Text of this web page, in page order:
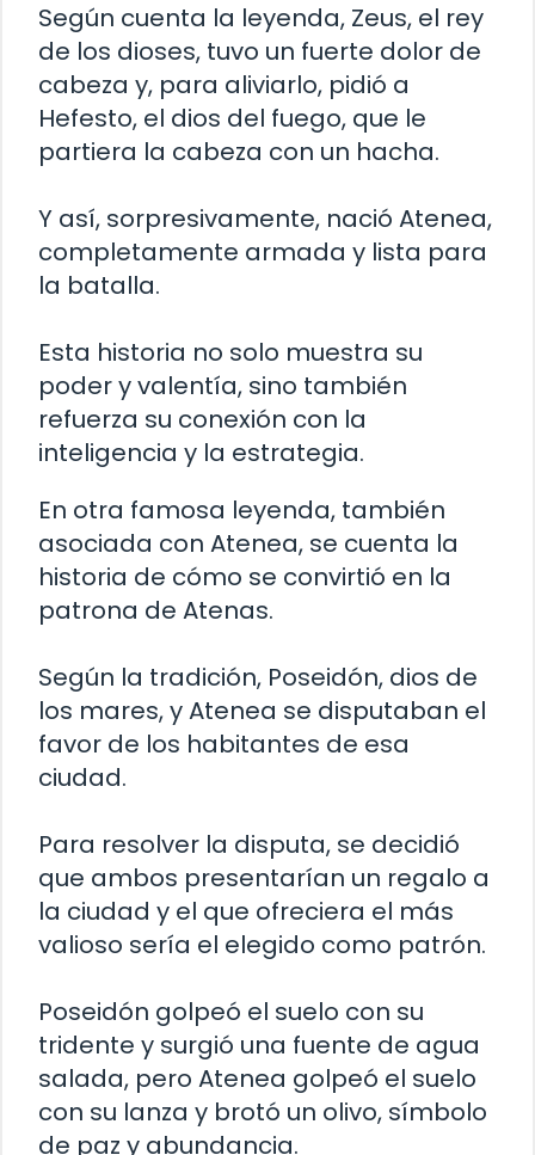
Según cuenta la leyenda, Zeus, el rey
de los dioses, tuvo un fuerte dolor de
cabeza y, para aliviarlo, pidió a
Hefesto, el dios del fuego, que le
partiera la cabeza con un hacha.
Y así, sorpresivamente, nació Atenea,
completamente armada y lista para
la batalla.
Esta historia no solo muestra su
poder y valentía, sino también
refuerza su conexión con la
inteligencia y la estrategia.
En otra famosa leyenda, también
asociada con Atenea, se cuenta la
historia de cómo se convirtió en la
patrona de Atenas.
Según la tradición, Poseidón, dios de
los mares, y Atenea se disputaban el
favor de los habitantes de esa
ciudad.
Para resolver la disputa, se decidió
que ambos presentarían un regalo a
la ciudad y el que ofreciera el más
valioso sería el elegido como patrón.
Poseidón golpeó el suelo con su
tridente y surgió una fuente de agua
salada, pero Atenea golpeó el suelo
con su lanza y brotó un olivo, símbolo
de paz y abundancia.